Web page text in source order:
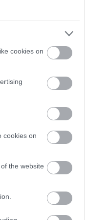
cookies on
cookies on
the website
Όσοι ξέρουν
προς τα πίσω και
κι αυτό ήταν που
σε εκείνο το άρθρο.
του να φωτίζει τα
τα παλαιότερα σινεμά
τις